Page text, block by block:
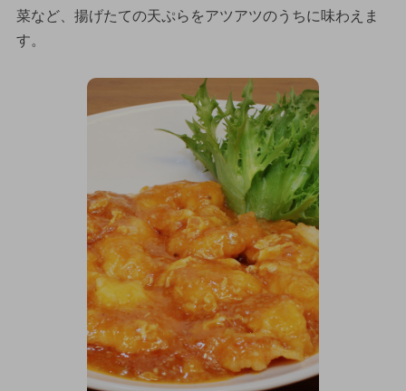
菜など、揚げたての天ぷらをアツアツのうちに味わえま
す。